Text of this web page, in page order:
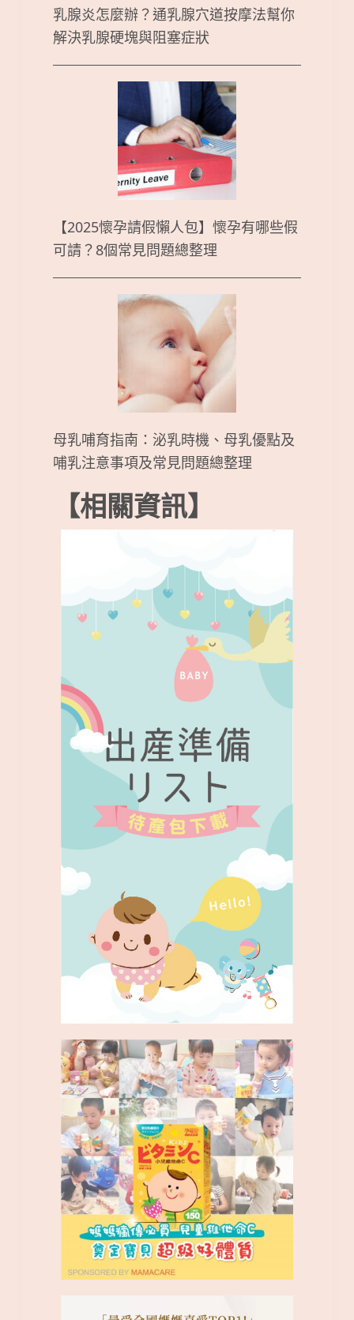
乳腺炎怎麼辦？通乳腺穴道按摩法幫你
解決乳腺硬塊與阻塞症狀
【2025懷孕請假懶人包】懷孕有哪些假
可請？8個常見問題總整理
母乳哺育指南：泌乳時機、母乳優點及
哺乳注意事項及常見問題總整理
【相關資訊】